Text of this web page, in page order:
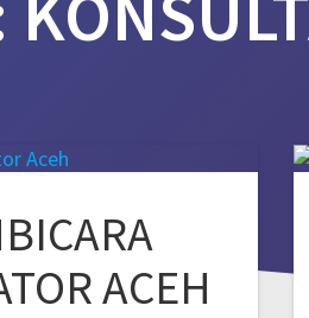
ACEH